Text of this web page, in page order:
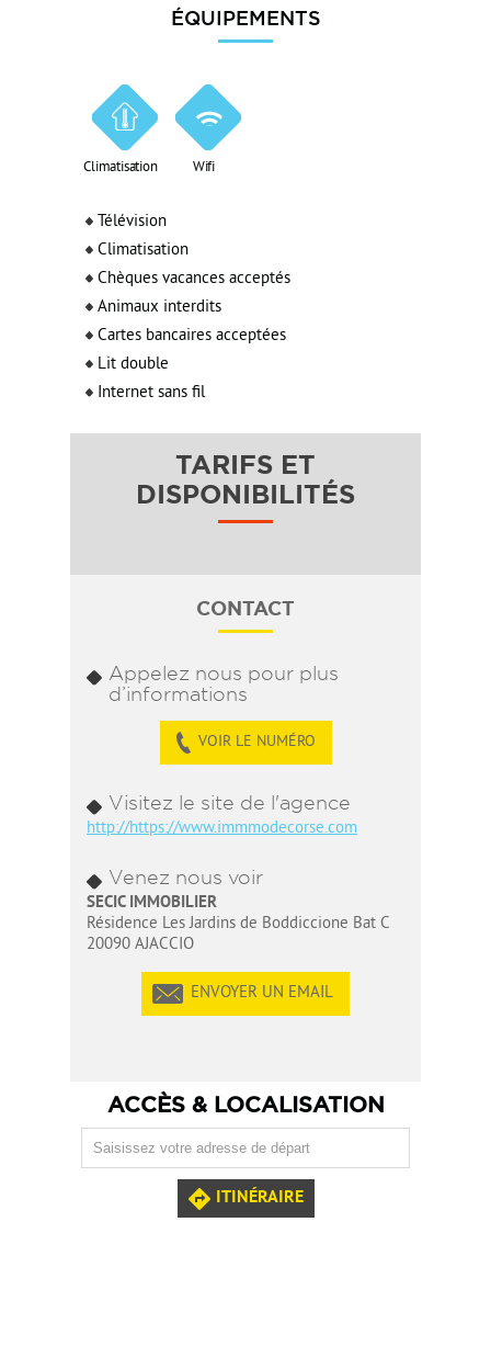
ÉQUIPEMENTS
Climatisation Wifi
Télévision
Climatisation
Chèques vacances acceptés
Animaux interdits
Cartes bancaires acceptées
Lit double
Internet sans fil
TARIFS ET
DISPONIBILITÉS
CONTACT
Appelez nous pour plus
d’informations
VOIR LE NUMÉRO
Visitez le site de l'agence
http://https://www.immmodecorse.com
Venez nous voir
SECIC IMMOBILIER
Résidence Les Jardins de Boddiccione Bat C
20090 AJACCIO
ENVOYER UN EMAIL
ACCÈS & LOCALISATION